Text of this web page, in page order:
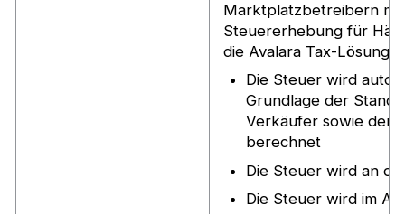
Marktplatzbetreibern
Steuererhebung für
die Avalara Tax-Lösung
Die Steuer wird
Grundlage der
Verkäufer sowie der
berechnet
Die Steuer wird an
Die Steuer wird im